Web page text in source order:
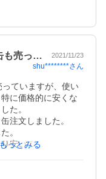
も売っ… 2021/11/23
shu********さん
ていますが、使い
に価格的に安くな
た。
注文しました。
。
安いので助かりま
っとみる